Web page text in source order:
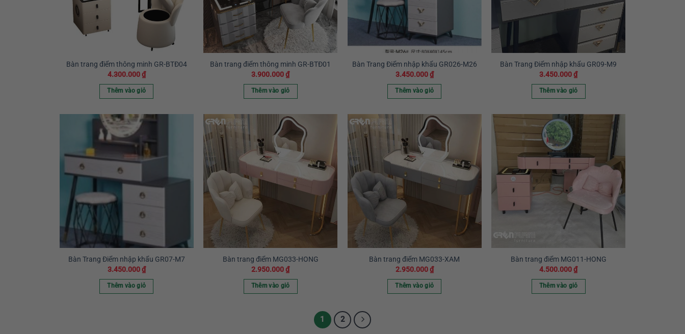
Bàn trang điểm thông minh GR-BTĐ04
4.300.000₫
Thêm vào giỏ
Bàn trang điểm thông minh GR-BTĐ01
3.900.000₫
Thêm vào giỏ
Bàn Trang Điểm nhập khẩu GR026-M26
3.450.000₫
Thêm vào giỏ
Bàn Trang Điểm nhập khẩu GR09-M9
3.450.000₫
Thêm vào giỏ
Bàn Trang Điểm nhập khẩu GR07-M7
3.450.000₫
Thêm vào giỏ
Bàn trang điểm MG033-HONG
2.950.000₫
Thêm vào giỏ
Bàn trang điểm MG033-XAM
2.950.000₫
Thêm vào giỏ
Bàn trang điểm MG011-HONG
4.500.000₫
Thêm vào giỏ
1 2